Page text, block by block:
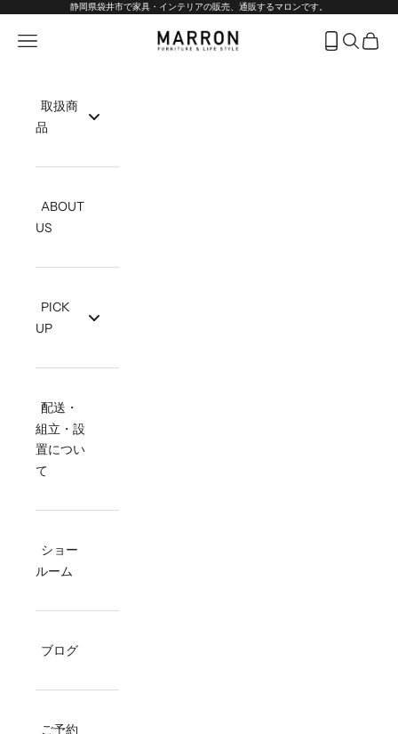
コンテンツへスキップ静岡県袋井市で家具・インテリアの販売、通販するマロンです。
marron-interior
メニューを開く フリーダイ
検索を開
カー
取扱商
品
ABOUT
US
PICK
UP
配送・
組立・設
置につい
て
ショー
ルーム
ブログ
ご予約